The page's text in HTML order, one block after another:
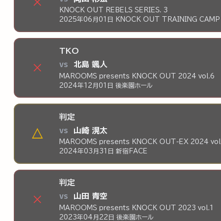
KNOCK OUT REBELS SERIES. 3
2025年06月01日 KNOCK OUT TRAINING CAMP
×
TKO
vs 北島 颯人
MAROOMS presents KNOCK OUT 2024 vol.6
2024年12月01日 後楽園ホール
△
判定
vs 山崎 滉太
MAROOMS presents KNOCK OUT-EX 2024
2024年03月31日 新宿FACE
×
判定
vs 山田 青空
MAROOMS presents KNOCK OUT 2023 vol.1
2023年04月22日 後楽園ホール